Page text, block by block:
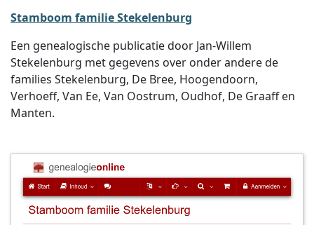
Stamboom familie Stekelenburg
Een genealogische publicatie door Jan-Willem
Stekelenburg met gegevens over onder andere de
families Stekelenburg, De Bree, Hoogendoorn,
Verhoeff, Van Ee, Van Oostrum, Oudhof, De Graaff en
Manten.